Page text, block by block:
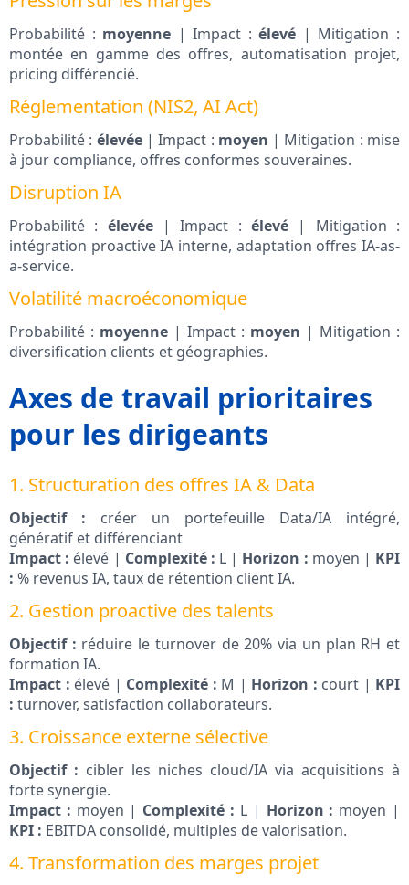
Probabilité : moyenne | Impact :élevé | Mitigation :
montée en gamme des offres, automatisation projet,
pricing différencié.
Réglementation (NIS2, AI Act)
Probabilité : élevée| Impact : moyen | Mitigation : mise
à jour compliance, offres conformes souveraines.
Disruption IA
Probabilité : élevée| Impact :élevé | Mitigation :
intégration proactive IA interne, adaptation offres IA-as-
a-service.
Volatilité macroéconomique
Probabilité : moyenne | Impact : moyen | Mitigation :
diversification clients et géographies.
Axes de travail prioritaires
pour les dirigeants
1. Structuration des offres IA & Data
Objectif : créer un portefeuille Data/IA intégré,
génératif et différenciant
Impact : élevé | Complexité : L | Horizon : moyen | KPI
: % revenus IA, taux de rétention client IA.
2. Gestion proactive des talents
Objectif : réduire le turnover de 20% via un plan RH et
formation IA.
Impact : élevé | Complexité : M | Horizon : court | KPI
: turnover, satisfaction collaborateurs.
3. Croissance externe sélective
Objectif : cibler les niches cloud/IA via acquisitions à
forte synergie.
Impact : moyen | Complexité : L | Horizon : moyen |
KPI : EBITDA consolidé, multiples de valorisation.
4. Transformation des marges projet